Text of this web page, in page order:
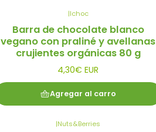
|Ichoc
Barra de chocolate blanco
vegano con praliné y avellanas
crujientes orgánicas 80 g
4,30€ EUR
Agregar al carro
|Nuts&Berries